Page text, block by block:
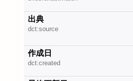
出典
dct:source
作成日
dct:created